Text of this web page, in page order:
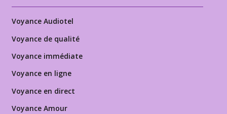
Voyance Audiotel
Voyance de qualité
Voyance immédiate
Voyance en ligne
Voyance en direct
Voyance Amour